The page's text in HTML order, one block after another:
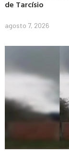
de Tarcísio
agosto 7, 2026